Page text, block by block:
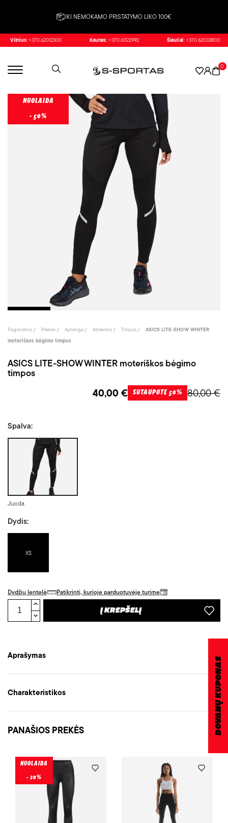
IKI NEMOKAMO PRISTATYMO LIKO 100€
Vilnius: +370 62012300 Kaunas: +370 61122992 Šiauliai: +370 62033800
0
NUOLAIDA
- 50%
Pagrindinis Prekės Apranga Moterims Timpos
ASICS LITE-SHOW WINTER
moteriškos bėgimo timpos
ASICS LITE-SHOW WINTER moteriškos bėgimo
timpos
80,00 €
40,00 € SUTAUPOTE 50%
Spalva:
Juoda
Dydis:
XS
Dydžių lentelė Patikrinti, kurioje parduotuvėje turime
Į KREPŠELĮ
Aprašymas
Charakteristikos
PANAŠIOS PREKĖS
NUOLAIDA
- 20%
DOVANŲ KUPONAS